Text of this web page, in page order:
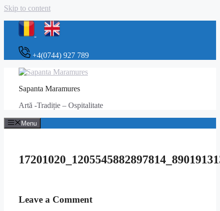
Skip to content
+4(0744) 927 789
Sapanta Maramures
Artă -Tradiție – Ospitalitate
Menu
Leave a Comment